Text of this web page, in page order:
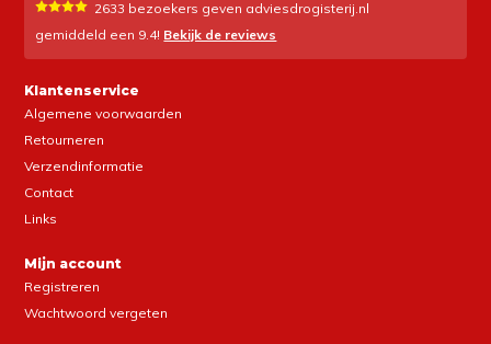
2633 bezoekers geven adviesdrogisterij.nl
gemiddeld een 9.4! Bekijk de reviews
Klantenservice
Algemene voorwaarden
Retourneren
Verzendinformatie
Contact
Links
Mijn account
Registreren
Wachtwoord vergeten